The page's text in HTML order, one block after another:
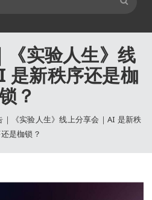
《实验人生》线
是新秩序还是枷
？
｜《实验人生》线上分享会｜AI 是新秩
是枷锁？